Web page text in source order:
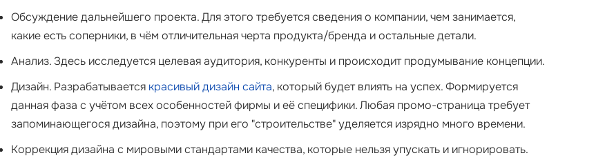
Обсуждение дальнейшего проекта. Для этого требуется сведения о компании, чем занимается,
какие есть соперники, в чём отличительная черта продукта/бренда и остальные детали.
Анализ. Здесь исследуется целевая аудитория, конкуренты и происходит продумывание концепции.
Дизайн. Разрабатывается красивый дизайн сайта, который будет влиять на успех. Формируется
данная фаза с учётом всех особенностей фирмы и её специфики. Любая промо-страница требует
запоминающегося дизайна, поэтому при его "строительстве" уделяется изрядно много времени.
Коррекция дизайна с мировыми стандартами качества, которые нельзя упускать и игнорировать.